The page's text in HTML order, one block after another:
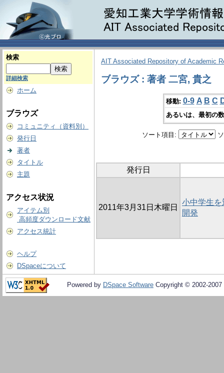
検索
詳細検索
ホーム
ブラウズ
コミュニティ（資料別）
発行日
著者
タイトル
主題
アクセス状況
アイテム別
高頻度ダウンロード文献
アクセス統計
ヘルプ
DSpaceについて
AIT Associated Repository of Academic
ブラウズ : 著者 二宮, 貴之
移動: 0-9 A B C
あるいは、最初の
ソート項目:
発行日
2011年3月31日木曜日
小中学生
開発
Powered by DSpace Software Copyright © 2002-2007